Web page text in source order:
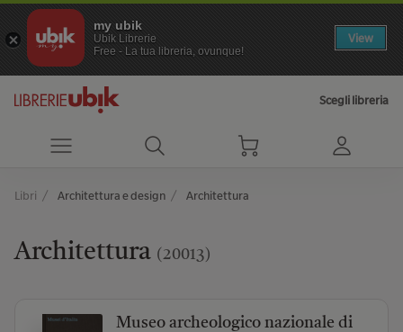
my ubik
Ubik Librerie
Free - La tua libreria, ovunque!
View
Scegli libreria
Libri Architettura e design Architettura
Architettura (20013)
Museo archeologico nazionale di